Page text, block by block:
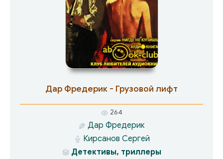
повествования, порой граничат с пародией на
традиционный тип полицейского романа.
Дар Фредерик - Грузовой лифт
264
Дар Фредерик
Кирсанов Сергей
Детективы, триллеры